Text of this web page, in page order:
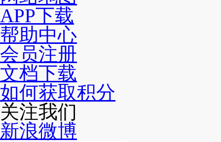
APP下载
帮助中心
会员注册
文档下载
如何获取积分
关注我们
新浪微博